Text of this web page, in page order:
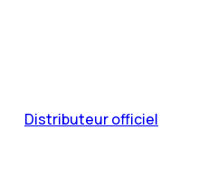
Distributeur officiel